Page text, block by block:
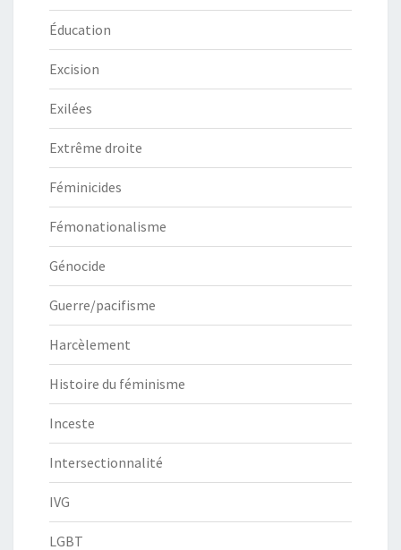
Éducation
Excision
Exilées
Extrême droite
Féminicides
Fémonationalisme
Génocide
Guerre/pacifisme
Harcèlement
Histoire du féminisme
Inceste
Intersectionnalité
IVG
LGBT